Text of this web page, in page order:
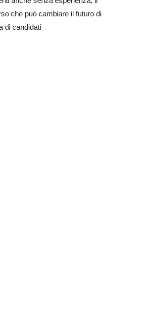
che può cambiare il futuro di
di candidati